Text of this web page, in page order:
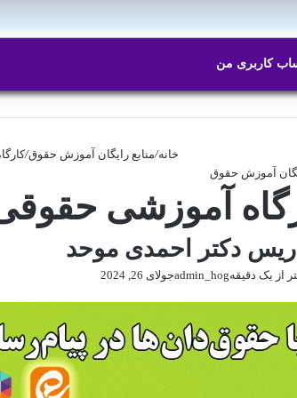
کاربری من
خانه/منابع رایگان آموزش حقوق/
آموزش حقوق
آموزشی
دکتر احمدی موحد
admin_hogجولای 26, 2024 از یک دقیقه